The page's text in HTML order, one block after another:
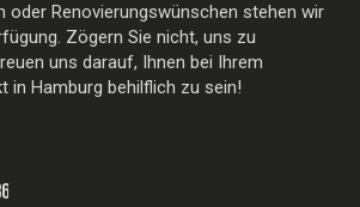
oder Renovierungswünschen stehen wir
Zögern Sie nicht, uns zu
uns darauf, Ihnen bei Ihrem
in Hamburg behilflich zu sein!